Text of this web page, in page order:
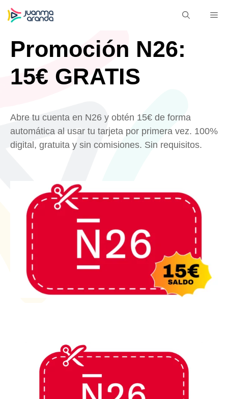
Saltar
Promoción N26:
15€ GRATIS
Abre tu cuenta en N26 y obtén 15€ de forma
automática al usar tu tarjeta por primera vez. 100%
digital, gratuita y sin comisiones. Sin requisitos.